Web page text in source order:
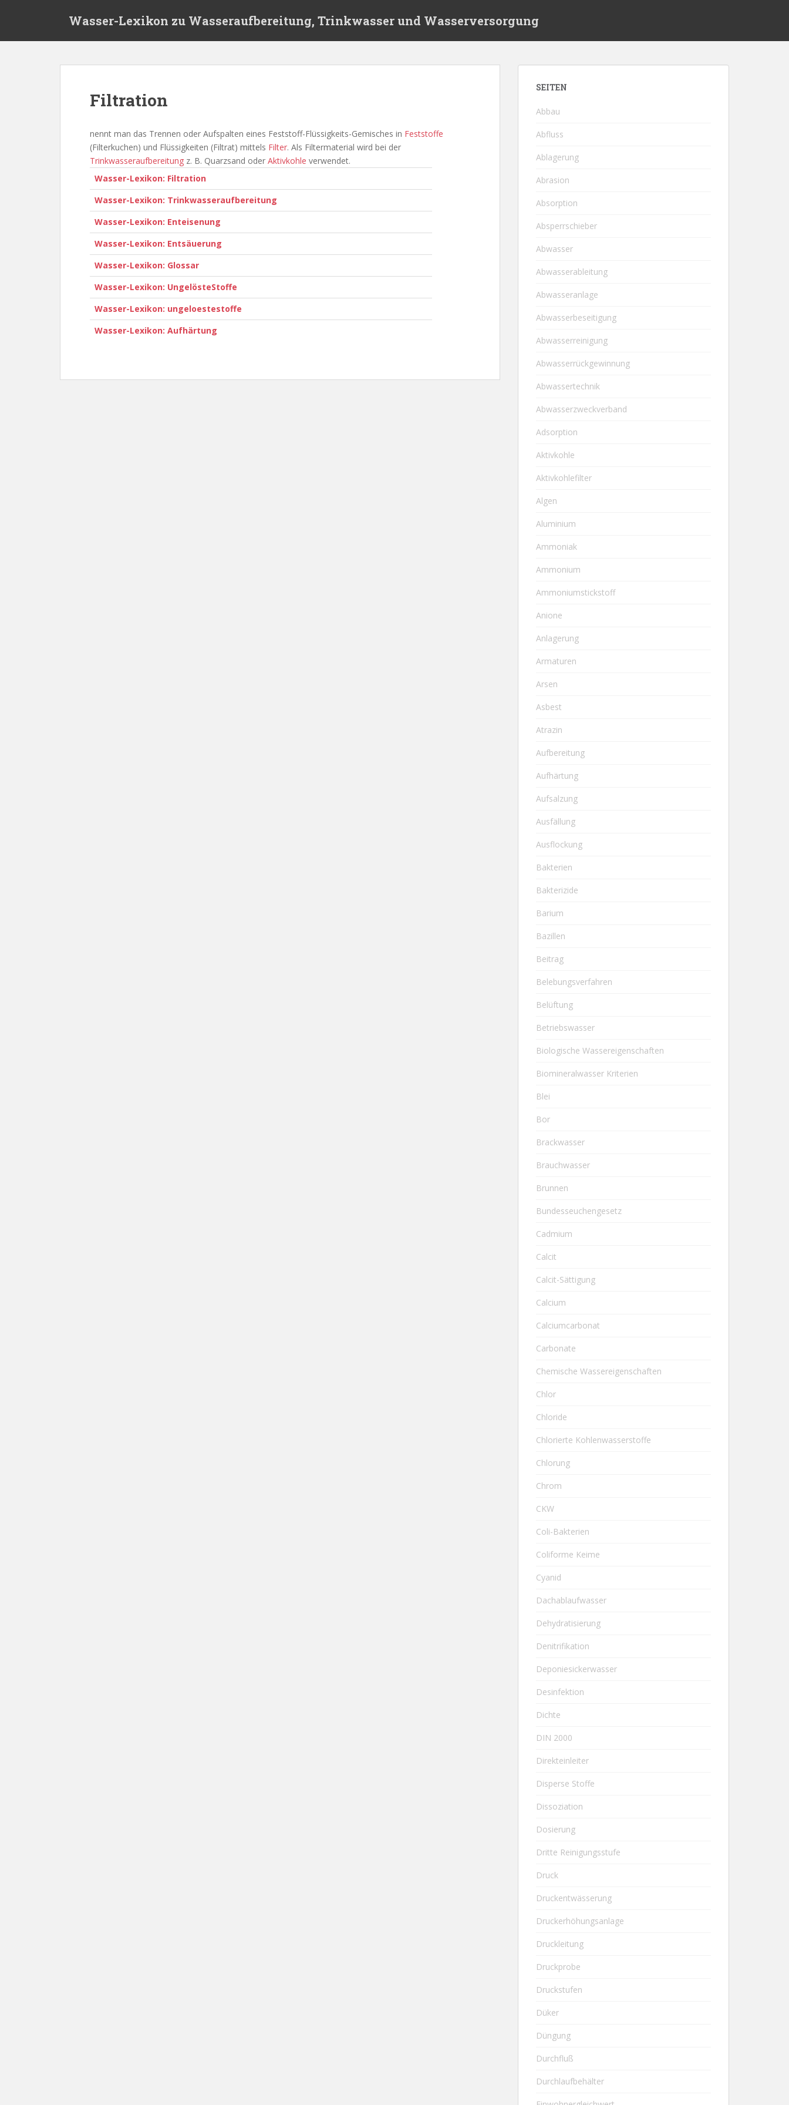
Wasser-Lexikon zu Wasseraufbereitung, Trinkwasser und Wasserversorgung
Filtration
nennt man das Trennen oder Aufspalten eines Feststoff-Flüssigkeits-Gemisches in Feststoffe
(Filterkuchen) und Flüssigkeiten (Filtrat) mittels Filter. Als Filtermaterial wird bei der
Trinkwasseraufbereitung z. B. Quarzsand oder Aktivkohle verwendet.
Wasser-Lexikon: Filtration
Wasser-Lexikon: Trinkwasseraufbereitung
Wasser-Lexikon: Enteisenung
Wasser-Lexikon: Entsäuerung
Wasser-Lexikon: Glossar
Wasser-Lexikon: UngelösteStoffe
Wasser-Lexikon: ungeloestestoffe
Wasser-Lexikon: Aufhärtung
SEITEN
Abbau
Abfluss
Ablagerung
Abrasion
Absorption
Absperrschieber
Abwasser
Abwasserableitung
Abwasseranlage
Abwasserbeseitigung
Abwasserreinigung
Abwasserrückgewinnung
Abwassertechnik
Abwasserzweckverband
Adsorption
Aktivkohle
Aktivkohlefilter
Algen
Aluminium
Ammoniak
Ammonium
Ammoniumstickstoff
Anione
Anlagerung
Armaturen
Arsen
Asbest
Atrazin
Aufbereitung
Aufhärtung
Aufsalzung
Ausfällung
Ausflockung
Bakterien
Bakterizide
Barium
Bazillen
Beitrag
Belebungsverfahren
Belüftung
Betriebswasser
Biologische Wassereigenschaften
Biomineralwasser Kriterien
Blei
Bor
Brackwasser
Brauchwasser
Brunnen
Bundesseuchengesetz
Cadmium
Calcit
Calcit-Sättigung
Calcium
Calciumcarbonat
Carbonate
Chemische Wassereigenschaften
Chlor
Chloride
Chlorierte Kohlenwasserstoffe
Chlorung
Chrom
CKW
Coli-Bakterien
Coliforme Keime
Cyanid
Dachablaufwasser
Dehydratisierung
Denitrifikation
Deponiesickerwasser
Desinfektion
Dichte
DIN 2000
Direkteinleiter
Disperse Stoffe
Dissoziation
Dosierung
Dritte Reinigungsstufe
Druck
Druckentwässerung
Druckerhöhungsanlage
Druckleitung
Druckprobe
Druckstufen
Düker
Düngung
Durchfluß
Durchlaufbehälter